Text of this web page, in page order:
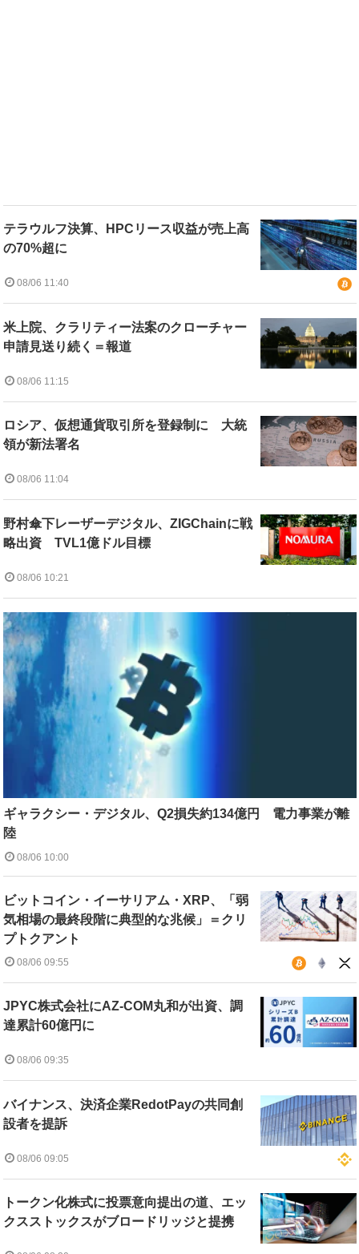
テラウルフ決算、HPCリース収益が売上高
の70%超に
08/06 11:40
米上院、クラリティー法案のクローチャー
申請見送り続く＝報道
08/06 11:15
ロシア、仮想通貨取引所を登録制に 大統
領が新法署名
08/06 11:04
野村傘下レーザーデジタル、ZIGChainに戦
略出資 TVL1億ドル目標
08/06 10:21
ギャラクシー・デジタル、Q2損失約134億円 電力事業が離
陸
08/06 10:00
ビットコイン・イーサリアム・XRP、「弱
気相場の最終段階に典型的な兆候」＝クリ
プトクアント
08/06 09:55
JPYC株式会社にAZ-COM丸和が出資、調
達累計60億円に
08/06 09:35
バイナンス、決済企業RedotPayの共同創
設者を提訴
08/06 09:05
トークン化株式に投票意向提出の道、エッ
クスストックスがブロードリッジと提携